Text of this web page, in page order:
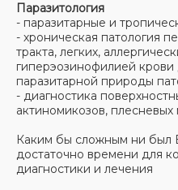
Паразитология
- паразитарные и
- хроническая патология
тракта, легких,
гиперэозинофилией
паразитарной природы
- диагностика
актиномикозов,
Каким бы сложным ни был
достаточно времени для
диагностики и лечения